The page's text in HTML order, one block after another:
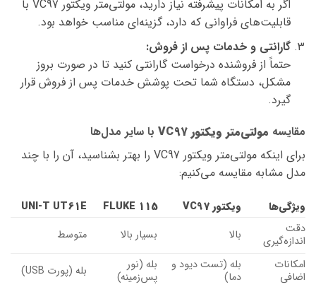
اگر به امکانات پیشرفته نیاز دارید، مولتی‌متر ویکتور VC97 با
قابلیت‌های فراوانی که دارد، گزینه‌ای مناسب خواهد بود.
گارانتی و خدمات پس از فروش:
حتماً از فروشنده درخواست گارانتی کنید تا در صورت بروز
مشکل، دستگاه شما تحت پوشش خدمات پس از فروش قرار
گیرد.
مقایسه مولتی‌متر ویکتور VC97
با سایر مدل‌ها
برای اینکه مولتی‌متر ویکتور VC97 را بهتر بشناسید، آن را با چند
مدل مشابه مقایسه می‌کنیم:
ویژگی‌ها ویکتور VC97 FLUKE 115
UNI-T UT61E
دقت
اندازه‌گیری بالا بسیار بالا
متوسط
امکانات
اضافی
بله (تست دیود و
دما)
بله (نور
پس‌زمینه)
بله (پورت USB)